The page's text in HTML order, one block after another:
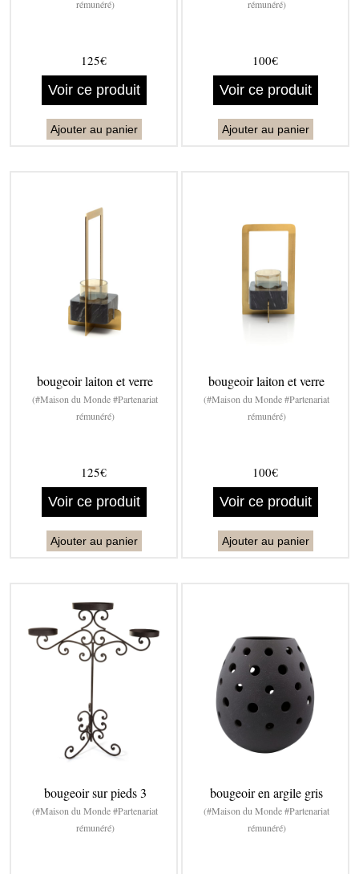
rémunéré)
125€
Voir ce produit
Ajouter au panier
rémunéré)
100€
Voir ce produit
Ajouter au panier
bougeoir laiton et verre
(#Maison du Monde #Partenariat
rémunéré)
125€
Voir ce produit
Ajouter au panier
bougeoir laiton et verre
(#Maison du Monde #Partenariat
rémunéré)
100€
Voir ce produit
Ajouter au panier
bougeoir sur pieds 3
(#Maison du Monde #Partenariat
rémunéré)
bougeoir en argile gris
(#Maison du Monde #Partenariat
rémunéré)